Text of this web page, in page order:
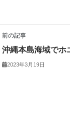
前の記事
沖縄本島海域でホ
2023年3月19日